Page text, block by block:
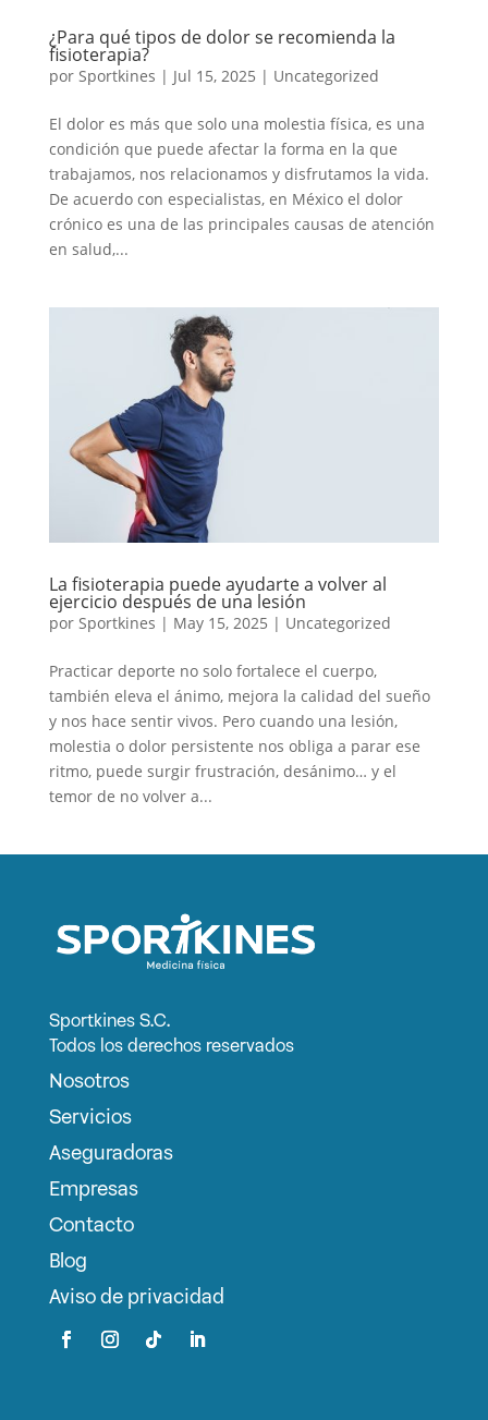
¿Para qué tipos de dolor se recomienda la
fisioterapia?
por Sportkines | Jul 15, 2025 | Uncategorized
El dolor es más que solo una molestia física, es una
condición que puede afectar la forma en la que
trabajamos, nos relacionamos y disfrutamos la vida.
De acuerdo con especialistas, en México el dolor
crónico es una de las principales causas de atención
en salud,...
La fisioterapia puede ayudarte a volver al
ejercicio después de una lesión
por Sportkines | May 15, 2025 | Uncategorized
Practicar deporte no solo fortalece el cuerpo,
también eleva el ánimo, mejora la calidad del sueño
y nos hace sentir vivos. Pero cuando una lesión,
molestia o dolor persistente nos obliga a parar ese
ritmo, puede surgir frustración, desánimo… y el
temor de no volver a...
Sportkines S.C.
Todos los derechos reservados
Nosotros
Servicios
Aseguradoras
Empresas
Contacto
Blog
Aviso de privacidad